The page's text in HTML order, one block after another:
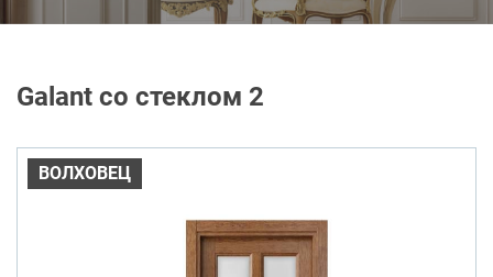
Galant со стеклом 2
ВОЛХОВЕЦ